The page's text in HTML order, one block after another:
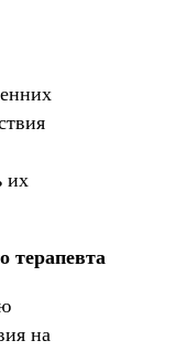
их
терапевта
на